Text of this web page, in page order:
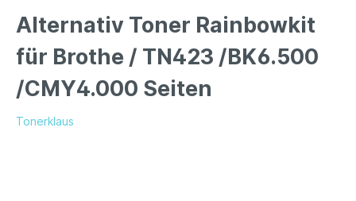
Alternativ Toner Rainbowkit
für Brothe / TN423 /BK6.500
/CMY4.000 Seiten
Tonerklaus